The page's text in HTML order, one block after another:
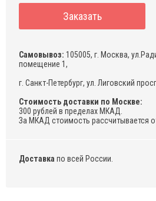
Заказать
Самовывоз: 105005, г. Москва,
помещение 1,
г. Санкт-Петербург, ул. Лиговский
Стоимость доставки по Москве:
300 рублей в пределах МКАД.
За МКАД стоимость рассчитывается
Доставка по всей России.